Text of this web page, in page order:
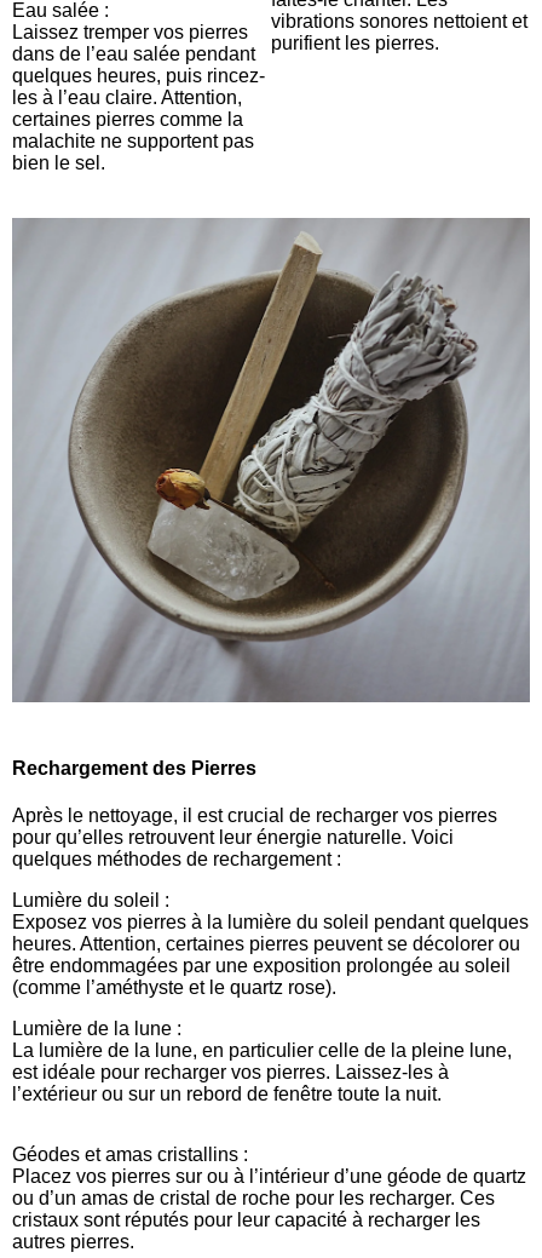
Eau salée :
Laissez tremper vos pierres
dans de l’eau salée pendant
quelques heures, puis rincez-
les à l’eau claire. Attention,
certaines pierres comme la
malachite ne supportent pas
bien le sel.
vibrations sonores nettoient et
purifient les pierres.
Rechargement des Pierres
Après le nettoyage, il est crucial de recharger vos pierres
pour qu’elles retrouvent leur énergie naturelle. Voici
quelques méthodes de rechargement :
Lumière du soleil :
Exposez vos pierres à la lumière du soleil pendant quelques
heures. Attention, certaines pierres peuvent se décolorer ou
être endommagées par une exposition prolongée au soleil
(comme l’améthyste et le quartz rose).
Lumière de la lune :
La lumière de la lune, en particulier celle de la pleine lune,
est idéale pour recharger vos pierres. Laissez-les à
l’extérieur ou sur un rebord de fenêtre toute la nuit.
Géodes et amas cristallins :
Placez vos pierres sur ou à l’intérieur d’une géode de quartz
ou d’un amas de cristal de roche pour les recharger. Ces
cristaux sont réputés pour leur capacité à recharger les
autres pierres.